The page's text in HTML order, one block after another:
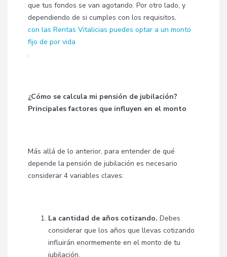
que tus fondos se van agotando. Por otro lado, y
dependiendo de si cumples con los requisitos,
con las Rentas Vitalicias puedes optar a un monto
fijo de por vida
.
¿Cómo se calcula mi pensión de jubilación?
Principales factores que influyen en el monto
Más allá de lo anterior, para entender de qué
depende la pensión de jubilación es necesario
considerar 4 variables claves:
La cantidad de años cotizando. Debes
considerar que los años que llevas cotizando
influirán enormemente en el monto de tu
jubilación.